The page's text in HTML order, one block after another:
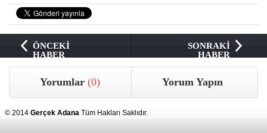
ÖNCEKİ
HABER
SONRAKİ
HABER
Yorumlar(0) Yorum Yapın
© 2014 Gerçek Adana Tüm Hakları Saklıdır.